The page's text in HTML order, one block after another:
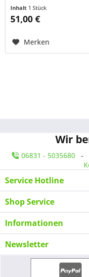
Inhalt 1 Stück
51,00 €
Merken
Wir
06831 - 5035680-
Service Hotline
Shop Service
Informationen
Newsletter